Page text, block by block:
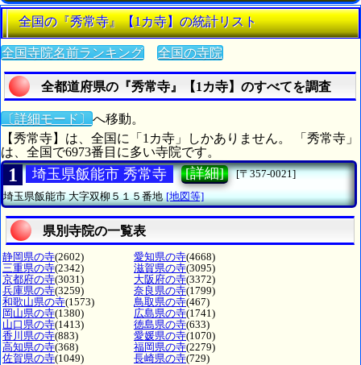
全国の『秀常寺』【1カ寺】の統計リスト
全国寺院名前ランキング 全国の寺院
全都道府県の『秀常寺』【1カ寺】のすべてを調査
〔詳細モード〕 へ移動。
【秀常寺】は、全国に「1カ寺」しかありません。 「秀常寺」
は、全国で6973番目に多い寺院です。
1 埼玉県飯能市 秀常寺 [詳細]
[〒357-0021]
埼玉県飯能市大字双柳５１５番地 [地図等]
県別寺院の一覧表
静岡県の寺(2602) 愛知県の寺(4668)
三重県の寺(2342) 滋賀県の寺(3095)
京都府の寺(3031) 大阪府の寺(3372)
兵庫県の寺(3259) 奈良県の寺(1799)
和歌山県の寺(1573) 鳥取県の寺(467)
岡山県の寺(1380) 広島県の寺(1741)
山口県の寺(1413) 徳島県の寺(633)
香川県の寺(883) 愛媛県の寺(1070)
高知県の寺(368) 福岡県の寺(2279)
佐賀県の寺(1049) 長崎県の寺(729)